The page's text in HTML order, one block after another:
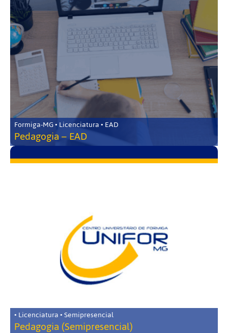
Formiga-MG • Licenciatura • EAD
Pedagogia – EAD
• Licenciatura • Semipresencial
Pedagogia (Semipresencial)